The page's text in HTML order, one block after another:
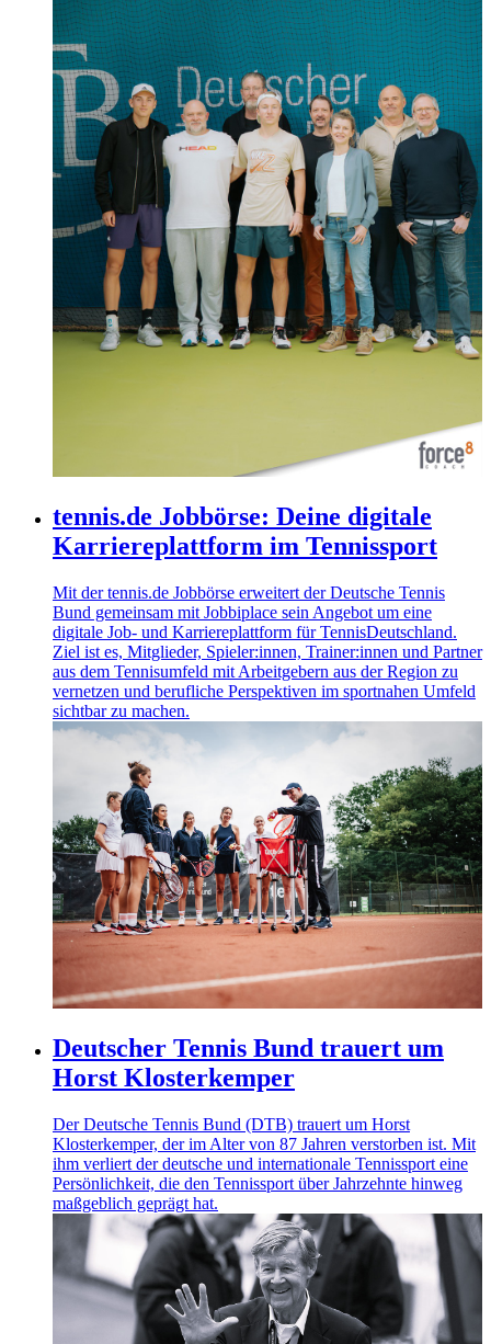
tennis.de Jobbörse: Deine digitale
Karriereplattform im Tennissport
Mit der tennis.de Jobbörse erweitert der Deutsche Tennis
Bund gemeinsam mit Jobbiplace sein Angebot um eine
digitale Job‑ und Karriereplattform für TennisDeutschland.
Ziel ist es, Mitglieder, Spieler:innen, Trainer:innen und Partner
aus dem Tennisumfeld mit Arbeitgebern aus der Region zu
vernetzen und berufliche Perspektiven im sportnahen Umfeld
sichtbar zu machen.
Deutscher Tennis Bund trauert um
Horst Klosterkemper
Der Deutsche Tennis Bund (DTB) trauert um Horst
Klosterkemper, der im Alter von 87 Jahren verstorben ist. Mit
ihm verliert der deutsche und internationale Tennissport eine
Persönlichkeit, die den Tennissport über Jahrzehnte hinweg
maßgeblich geprägt hat.